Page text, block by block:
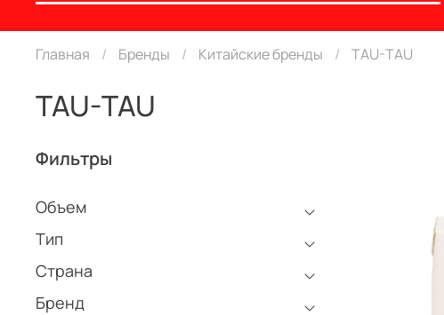
Главная Бренды Китайские бренды TAU-TAU
TAU-TAU
Фильтры
Объем
Тип
Страна
Бренд